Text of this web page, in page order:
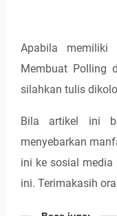
Apabila memiliki
Membuat Polling
silahkan tulis
Bila artikel ini
menyebarkan
ini ke sosial
ini. Terimakasih